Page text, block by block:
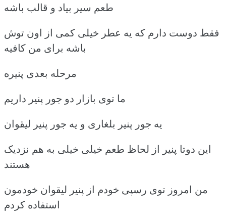
طعم سیر بیاد و قالب باشه
فقط دوست دارم که یه عطر خیلی کمی از اون توش
باشه برای من کافیه
مرحله بعدی پنیره
ما توی بازار دو جور پنیر داریم
یه جور پنیر بلغاری و یه جور پنیر لیقوان
این دوتا پنیر از لحاظ طعم خیلی خیلی به هم نزدیک
هستند
من امروز توی رسپی خودم از پنیر لیقوان خودمون
استفاده کردم